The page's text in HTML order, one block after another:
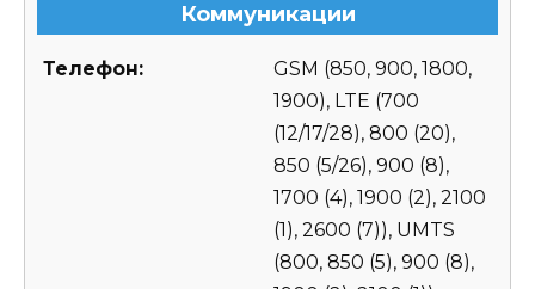
Коммуникации
Телефон:
GSM (850, 900, 1800,
1900), LTE (700
(12/17/28), 800 (20),
850 (5/26), 900 (8),
1700 (4), 1900 (2), 2100
(1), 2600 (7)), UMTS
(800, 850 (5), 900 (8),